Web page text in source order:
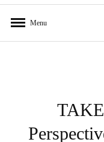
Menu